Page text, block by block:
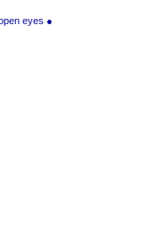
eyes ●